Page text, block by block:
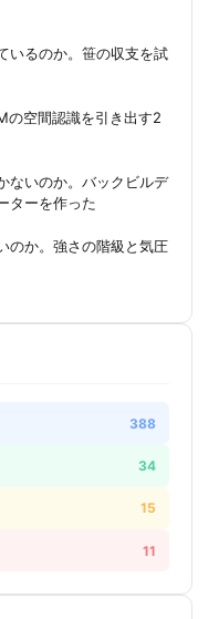
いるのか。笹の収支を試
の空間認識を引き出す2
ないのか。バックビルデ
ターを作った
のか。強さの階級と気圧
388
34
15
11